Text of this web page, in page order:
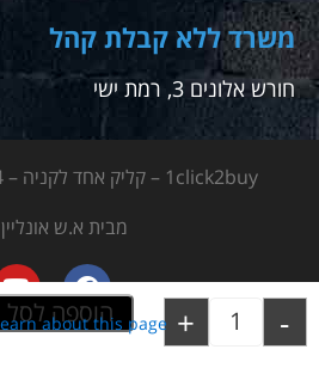
-
+ הוספה לסל
משרד ללא קבלת קהל
חורש אלונים 3, רמת ישי
1click2buy – קליק אחד לקניה – 2012-2024 © טל"ח
מבית א.ש אונליין
about this page